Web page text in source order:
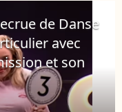
de Danse
avec
et son